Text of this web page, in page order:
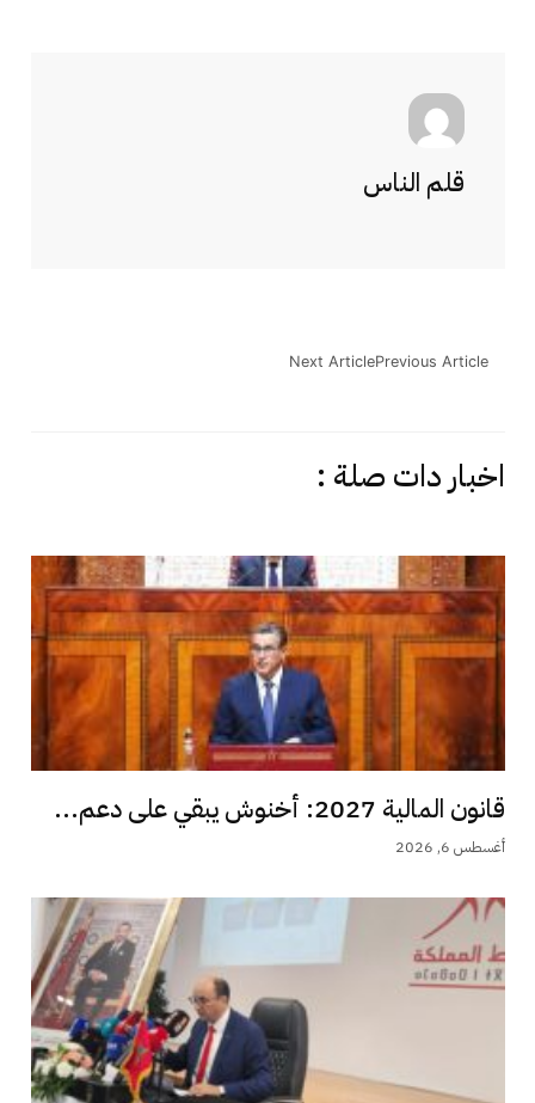
قلم الناس
Previous Article
Next Article
اخبار دات صلة :
قانون المالية 2027: أخنوش يبقي على دعم...
أغسطس 6, 2026